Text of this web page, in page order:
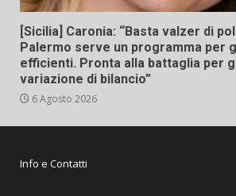
[Sicilia] Caronia: “Basta valzer di
Palermo serve un programma per
efficienti. Pronta alla battaglia per
variazione di bilancio”
6 Agosto 2026
Info e Contatti